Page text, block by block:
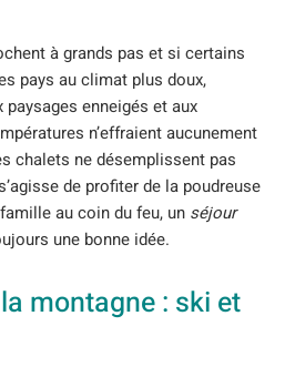
à grands pas et si certains
pays au climat plus doux,
paysages enneigés et aux
n’effraient aucunement
chalets ne désemplissent pas
de profiter de la poudreuse
au coin du feu, un séjour
une bonne idée.
montagne : ski et